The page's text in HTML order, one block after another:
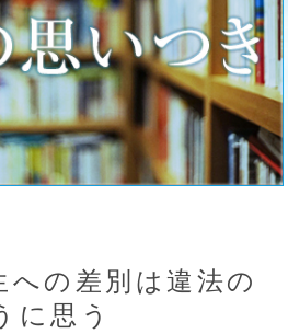
への差別は違法の
に思う